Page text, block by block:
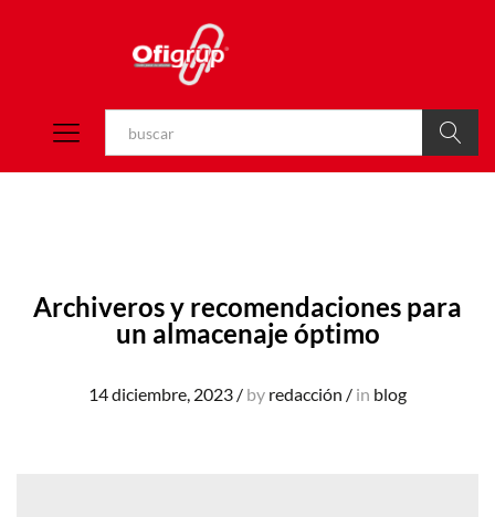
Buscar
Archiveros y recomendaciones para
un almacenaje óptimo
14 diciembre, 2023 / by redacción / in blog